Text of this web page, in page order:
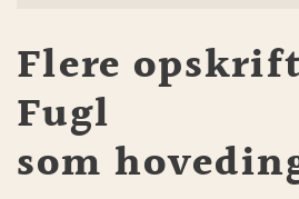
Flere
Fugl
som